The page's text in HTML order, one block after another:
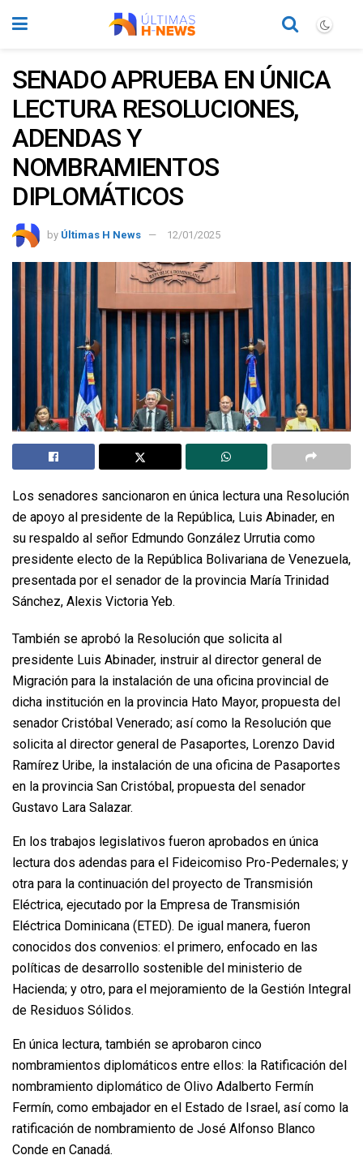
SENADO APRUEBA EN ÚNICA
LECTURA RESOLUCIONES,
ADENDAS Y
NOMBRAMIENTOS
DIPLOMÁTICOS
by Últimas H News 12/01/2025
Los senadores sancionaron en única lectura una Resolución
de apoyo al presidente de la República, Luis Abinader, en
su respaldo al señor Edmundo González Urrutia como
presidente electo de la República Bolivariana de Venezuela,
presentada por el senador de la provincia María Trinidad
Sánchez, Alexis Victoria Yeb.
También se aprobó la Resolución que solicita al
presidente Luis Abinader, instruir al director general de
Migración para la instalación de una oficina provincial de
dicha institución en la provincia Hato Mayor, propuesta del
senador Cristóbal Venerado; así como la Resolución que
solicita al director general de Pasaportes, Lorenzo David
Ramírez Uribe, la instalación de una oficina de Pasaportes
en la provincia San Cristóbal, propuesta del senador
Gustavo Lara Salazar.
En los trabajos legislativos fueron aprobados en única
lectura dos adendas para el Fideicomiso Pro-Pedernales; y
otra para la continuación del proyecto de Transmisión
Eléctrica, ejecutado por la Empresa de Transmisión
Eléctrica Dominicana (ETED). De igual manera, fueron
conocidos dos convenios: el primero, enfocado en las
políticas de desarrollo sostenible del ministerio de
Hacienda; y otro, para el mejoramiento de la Gestión Integral
de Residuos Sólidos.
En única lectura, también se aprobaron cinco
nombramientos diplomáticos entre ellos: la Ratificación del
nombramiento diplomático de Olivo Adalberto Fermín
Fermín, como embajador en el Estado de Israel, así como la
ratificación de nombramiento de José Alfonso Blanco
Conde en Canadá.